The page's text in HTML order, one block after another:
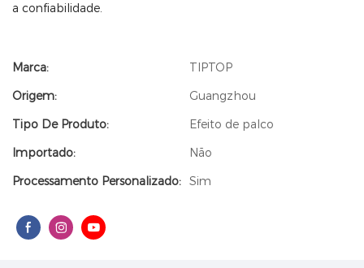
a confiabilidade.
Marca:
TIPTOP
Origem:
Guangzhou
Tipo De Produto:
Efeito de palco
Importado:
Não
Processamento Personalizado: Sim